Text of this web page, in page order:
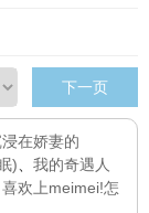
下一页
在娇妻的
)
我的奇遇人
喜欢上meimei!怎